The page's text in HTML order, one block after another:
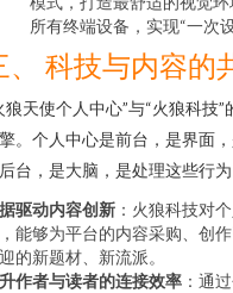
所有终端设备，实现“一次
、 科技与内容的
狼天使个人中心”与“火狼科技
。个人中心是前台，是界面
台，是大脑，是处理这些行
驱动内容创新 ：火狼科技对
能够为平台的内容采购、创
的新题材、新流派。
作者与读者的连接效率 ：通